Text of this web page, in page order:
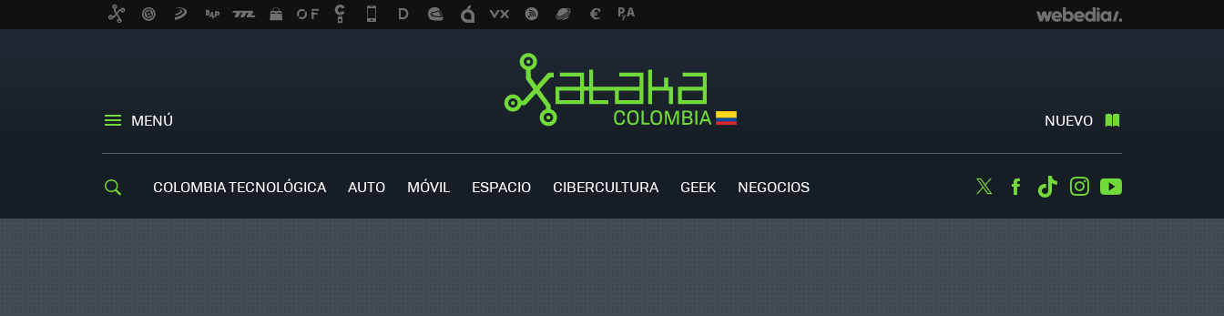
MENÚ NUEVO
COLOMBIA TECNOLÓGICA AUTO MÓVIL ESPACIO CIBERCULTURA GEEK NEGOCIOS TwitterFacebook
TiktokInstagram